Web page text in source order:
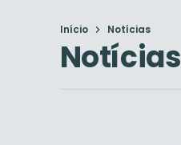
Início Notícias
Notícias